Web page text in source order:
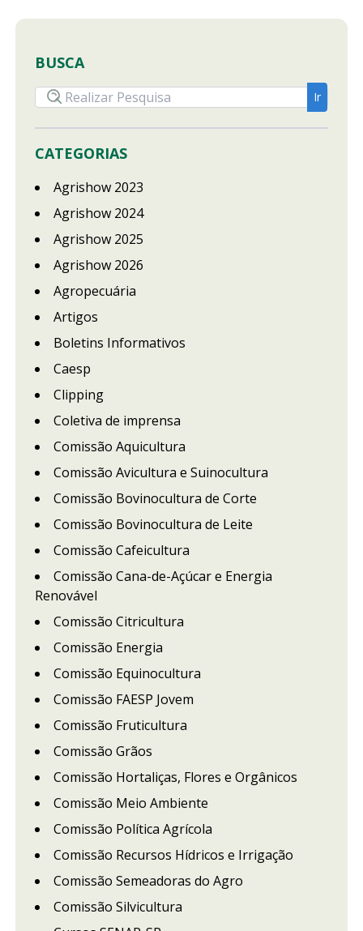
BUSCA
CATEGORIAS
Agrishow 2023
Agrishow 2024
Agrishow 2025
Agrishow 2026
Agropecuária
Artigos
Boletins Informativos
Caesp
Clipping
Coletiva de imprensa
Comissão Aquicultura
Comissão Avicultura e Suinocultura
Comissão Bovinocultura de Corte
Comissão Bovinocultura de Leite
Comissão Cafeicultura
Comissão Cana-de-Açúcar e Energia
Renovável
Comissão Citricultura
Comissão Energia
Comissão Equinocultura
Comissão FAESP Jovem
Comissão Fruticultura
Comissão Grãos
Comissão Hortaliças, Flores e Orgânicos
Comissão Meio Ambiente
Comissão Política Agrícola
Comissão Recursos Hídricos e Irrigação
Comissão Semeadoras do Agro
Comissão Silvicultura